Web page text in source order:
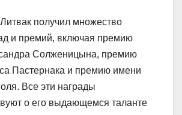
получил множество
и премий, включая премию
Солженицына, премию
Пастернака и премию имени
Все эти награды
о его выдающемся таланте